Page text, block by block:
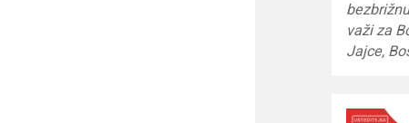
važi za
Jajce,